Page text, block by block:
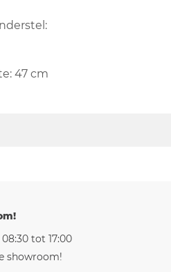
47 cm
tot 17:00
showroom!